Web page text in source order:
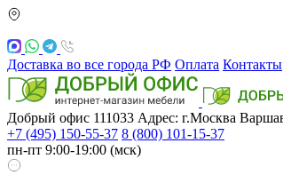
Доставка во все города РФ Оплата Контакты
Добрый офис 111033 Адрес: г.Москва
+7 (495) 150-55-37 8 (800) 101-15-37
пн-пт 9:00-19:00 (мск)